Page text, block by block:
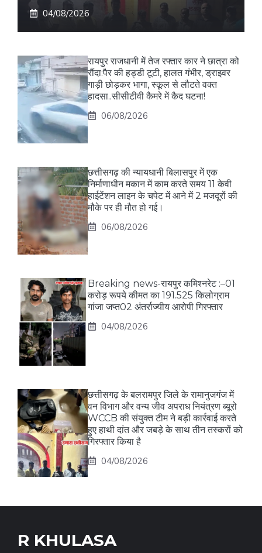
04/08/2026
रायपुर राजधानी में तेज रफ्तार कार ने छात्रा को
रौंदा:पैर की हड्डी टूटी, हालत गंभीर, ड्राइवर
गाड़ी छोड़कर भागा, स्कूल से लौटते वक्त
हादसा..सीसीटीवी कैमरे में कैद घटना!
06/08/2026
छत्तीसगढ़ की न्यायधानी बिलासपुर में एक
निर्माणाधीन मकान में काम करते समय 11 केवी
हाईटेंशन लाइन के चपेट में आने में 2 मजदूरों की
मौके पर ही मौत हो गई।
06/08/2026
Breaking news-रायपुर कमिश्नरेट :–01
करोड़ रूपये कीमत का 191.525 किलोग्राम
गांजा जप्त02 अंतर्राज्यीय आरोपी गिरफ्तार
04/08/2026
छत्तीसगढ़ के बलरामपुर जिले के रामानुजगंज में
वन विभाग और वन्य जीव अपराध नियंत्रण ब्यूरो
WCCB की संयुक्त टीम ने बड़ी कार्रवाई करते
हुए हाथी दांत और जबड़े के साथ तीन तस्करों को
गिरफ्तार किया है
04/08/2026
R KHULASA